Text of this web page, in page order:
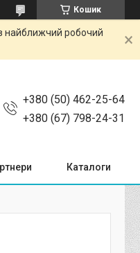
Кошик
найближчий робочий
+380 (50) 462-25-64
+380 (67) 798-24-31
Каталоги